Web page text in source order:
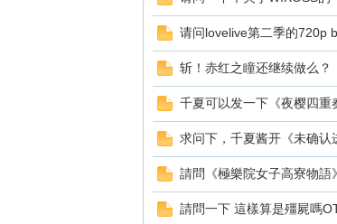
请问lovelive第二季的720p
斩！赤红之瞳还继续做么？
千夏可以发一下《夜樱四重
求问下，千夏酱开《未确认
請問《極樂院女子高寮物語
請問一下 這樣算是殭屍嗎